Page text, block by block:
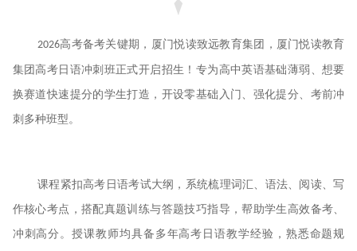
2026高考备考关键期， 厦门悦读致远教育集团，厦门悦读教育
集团高考日语冲刺班正式开启招生！专为高中英语基础薄弱、想要
换赛道快速提分的学生打造，开设零基础入门、强化提分、考前冲
刺多种班型。
课程紧扣高考日语考试大纲，系统梳理词汇、语法、阅读、写
作核心考点，搭配真题训练与答题技巧指导，帮助学生高效备考、
冲刺高分。授课教师均具备多年高考日语教学经验，熟悉命题规